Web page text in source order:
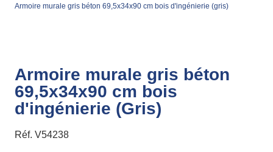
armoire murale gris béton 69,5x34x90 cm bois d'ingénierie (gris)
Armoire murale gris béton
69,5x34x90 cm bois
d'ingénierie (Gris)
Réf. V54238